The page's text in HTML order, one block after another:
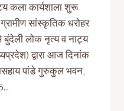
कला कार्यशाला शुरू
सांस्कृतिक धरोहर
बुंदेली लोक नृत्य व नाट्य
द्वारा आज दिनांक
पांडे गुरुकुल भवन,